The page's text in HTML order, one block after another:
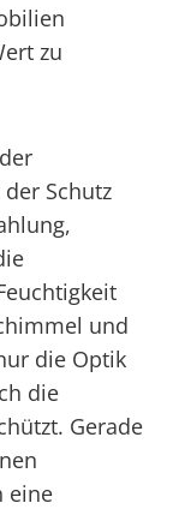
zu
Schutz
und
die Optik
die
Gerade
eine